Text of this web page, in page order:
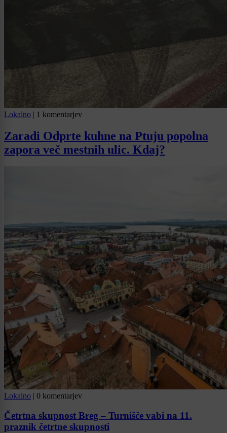
Lokalno | 1 komentarjev
Zaradi Odprte kuhne na Ptuju popolna
zapora več mestnih ulic. Kdaj?
Lokalno | 0 komentarjev
Četrtna skupnost Breg – Turnišče vabi na 11.
praznik četrtne skupnosti